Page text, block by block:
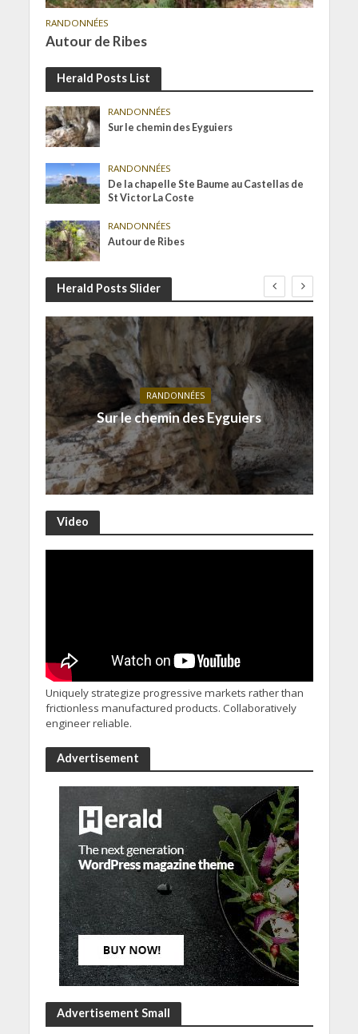
RANDONNÉES
Autour de Ribes
Herald Posts List
RANDONNÉES
Sur le chemin des Eyguiers
RANDONNÉES
De la chapelle Ste Baume au Castellas de
St Victor La Coste
RANDONNÉES
Autour de Ribes
Herald Posts Slider
RANDONNÉES
Sur le chemin des Eyguiers
Video
Uniquely strategize progressive markets rather than
frictionless manufactured products. Collaboratively
engineer reliable.
Advertisement
Advertisement Small